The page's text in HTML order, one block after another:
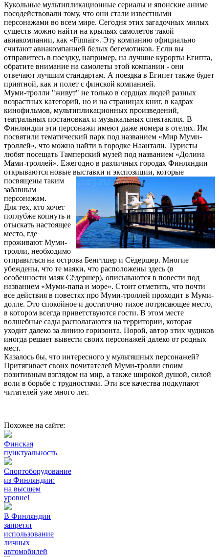
Кукольные мультипликационные сериалы и японские аниме
посодействовали тому, что они стали известными
персонажами во всем мире. Сегодня этих загадочных милых
существ можно найти на крыльях самолетов такой
авиакомпании, как «Finnair». Эту компанию официально
считают авиакомпанией белых бегемотиков. Если вы
отправитесь в поездку, например, на лучшие курорты Египта,
обратите внимание на самолеты этой компании - они
отвечают лучшим стандартам. А поездка в Египет также будет
приятной, как и полет с финской компанией.
Муми-тролли "живут" не только в сердцах людей разных
возрастных категорий, но и на страницах книг, в кадрах
кинофильмов, мультипликационных произведений,
театральных постановках и музыкальных спектаклях. В
Финляндии эти персонажи имеют даже номера в отелях. Им
посвятили тематический парк под названием «Мир Муми-
троллей», что можно найти в городке Наантали. Туристы
любят посещать Тамперский музей под названием «Долина
Мами-троллей». Ежегодно в различных городах Финляндии
открываются новые выставки и экспозиции, которые
посвящены таким
забавным
персонажам.
Для тех, кто хочет
поглубже копнуть и
отыскать настоящее
место, где
проживают Муми-
тролли, необходимо
отправиться на острова Бенгтшер и Сёдершер. Многие
убеждены, что те маяки, что расположены здесь (в
особенности маяк Сёдершер), описываются в повести под
названием «Муми-папа и море». Стоит отметить, что почти
все действия в повестях про Муми-троллей проходит в Муми-
долле. Это спокойное и достаточно тихое потрясающее место,
в котором всегда приветствуются гости. В этом месте
волшебные сады располагаются на территории, которая
уходит далеко за линию горизонта. Порой, автор этих чудиков
иногда решает вывести своих персонажей далеко от родных
мест.
Казалось бы, что интересного у мультяшных персонажей?
Притягивает своих почитателей Муми-тролли своим
позитивным взглядом на мир, а также широкой душой, силой
воли в борьбе с трудностями. Эти все качества подкупают
читателей уже много лет.
Похожее на сайте:
Финская
пунктуальность
Спортоборудование
из Финляндии:
на высшем
уровне!
В Финляндии
запретят
использование
личных
автомобилей